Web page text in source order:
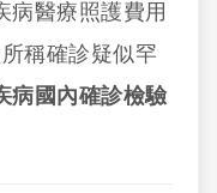
病醫療照護費用
稱確診疑似罕
病國內確診檢驗